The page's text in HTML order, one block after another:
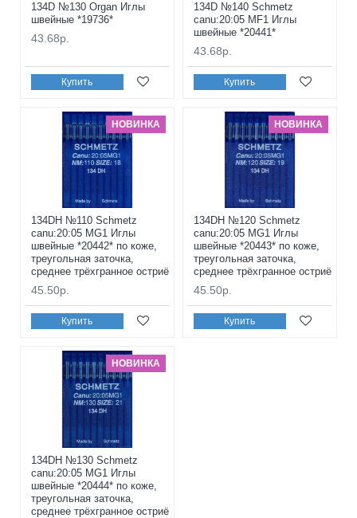
134D №130 Organ Иглы
швейные *19736*
43.68р.
Купить
134D №140 Schmetz
canu:20:05 MF1 Иглы
швейные *20441*
43.68р.
Купить
НОВИНКА
134DH №110 Schmetz
canu:20:05 MG1 Иглы
швейные *20442* по коже,
треугольная заточка,
среднее трёхгранное остриё
45.50р.
Купить
НОВИНКА
134DH №120 Schmetz
canu:20:05 MG1 Иглы
швейные *20443* по коже,
треугольная заточка,
среднее трёхгранное остриё
45.50р.
Купить
НОВИНКА
134DH №130 Schmetz
canu:20:05 MG1 Иглы
швейные *20444* по коже,
треугольная заточка,
среднее трёхгранное остриё